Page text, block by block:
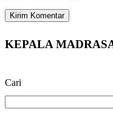
KEPALA
Cari